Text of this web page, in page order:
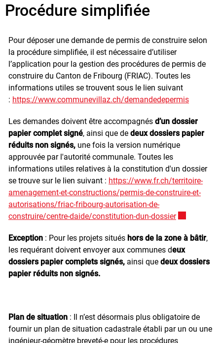
Procédure simplifiée
Pour déposer une demande de permis de construire selon
la procédure simplifiée, il est nécessaire d’utiliser
l’application pour la gestion des procédures de permis de
construire du Canton de Fribourg (FRIAC). Toutes les
informations utiles se trouvent sous le lien suivant
: https://www.communevillaz.ch/demandedepermis
Les demandes doivent être accompagnés d’un dossier
papier complet signé, ainsi que de deux dossiers papier
réduits non signés, une fois la version numérique
approuvée par l'autorité communale. Toutes les
informations utiles relatives à la constitution d'un dossier
se trouve sur le lien suivant : https://www.fr.ch/territoire-
amenagement-et-constructions/permis-de-construire-et-
autorisations/friac-fribourg-autorisation-de-
construire/centre-daide/constitution-dun-dossierCe lien
Exception : Pour les projets situés hors de la zone à bâtir,
les requérant doivent envoyer aux communes deux
dossiers papier complets signés, ainsi que deux dossiers
papier réduits non signés.
Plan de situation : Il n’est désormais plus obligatoire de
fournir un plan de situation cadastrale établi par un ou une
ingénieur-géomètre breveté-e pour les procédures